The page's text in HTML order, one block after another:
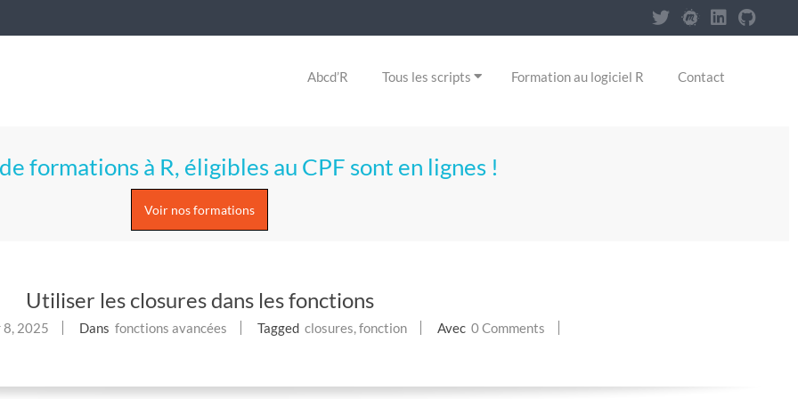
Abcd’R Tous les scripts Formation au logiciel R Contact
formations à R, éligibles au CPF sont en lignes !
Voir nos formations
Utiliser les closures dans les fonctions
8, 2025 Dans fonctions avancées Tagged closures fonction Avec 0 Comments